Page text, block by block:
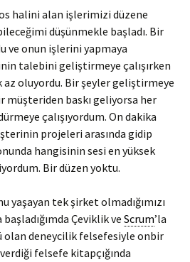
halini alan işlerimizi düzene
düşünmekle başladı. Bir
ve onun işlerini yapmaya
talebini geliştirmeye çalışırken
az oluyordu. Bir şeyler geliştirmeye
müşteriden baskı geliyorsa her
çalışıyordum. On dakika
projeleri arasında gidip
hangisinin sesi en yüksek
Bir düzen yoktu.
yaşayan tek şirket olmadığımızı
Çeviklik ve Scrum’la
olan deneycilik felsefesiyle onbir
felsefe kitapçığında